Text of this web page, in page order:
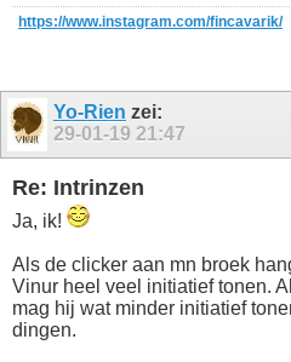
https://www.instagram.com/fincavarik/
Yo-Rien zei:
29-01-19 21:47
Re: Intrinzen
Ja, ik!
Als de clicker aan mn broek
Vinur heel veel initiatief tonen.
mag hij wat minder initiatief
dingen.